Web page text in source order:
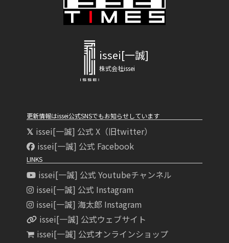
issei[一誠]
株式会社issei
更新情報はissei公式SNSでもお知らせしています
issei[一誠] 公式 X（旧twitter）
issei[一誠] 公式 Facebook
LINKS
issei[一誠] 公式 Youtubeチャンネル
issei[一誠] 公式 Instagram
issei[一誠] 海太郎 Instagram
issei[一誠] 公式ウェブサイト
issei[一誠] 公式オンラインショップ